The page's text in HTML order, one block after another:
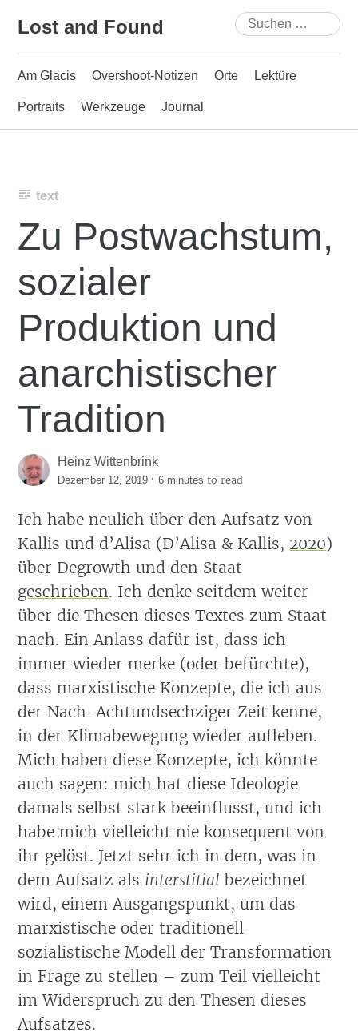
Lost and Found
Suchen
nach:
Am Glacis Overshoot-Notizen Orte Lektüre
Portraits Werkzeuge Journal
text
Zu Postwachstum,
sozialer
Produktion und
anarchistischer
Tradition
Heinz Wittenbrink
Dezember 12, 2019 ·6 minutes to read
Ich habe neulich über den Aufsatz von
Kallis und d’Alisa (D’Alisa & Kallis, 2020)
über Degrowth und den Staat
geschrieben. Ich denke seitdem weiter
über die Thesen dieses Textes zum Staat
nach. Ein Anlass dafür ist, dass ich
immer wieder merke (oder befürchte),
dass marxistische Konzepte, die ich aus
der Nach-Achtundsechziger Zeit kenne,
in der Klimabewegung wieder aufleben.
Mich haben diese Konzepte, ich könnte
auch sagen: mich hat diese Ideologie
damals selbst stark beeinflusst, und ich
habe mich vielleicht nie konsequent von
ihr gelöst. Jetzt sehr ich in dem, was in
dem Aufsatz als interstitial bezeichnet
wird, einem Ausgangspunkt, um das
marxistische oder traditionell
sozialistische Modell der Transformation
in Frage zu stellen – zum Teil vielleicht
im Widerspruch zu den Thesen dieses
Aufsatzes.